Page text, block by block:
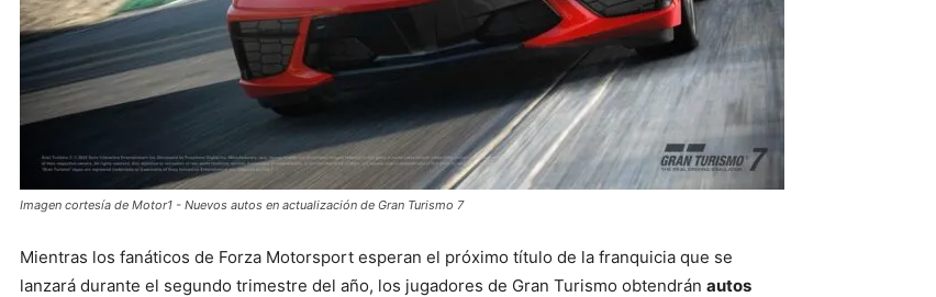
Imagen cortesía de Motor1 - Nuevos autos en actualización de Gran Turismo 7
Mientras los fanáticos de Forza Motorsport esperan el próximo título de la franquicia que se
lanzará durante el segundo trimestre del año, los jugadores de Gran Turismo obtendrán autos